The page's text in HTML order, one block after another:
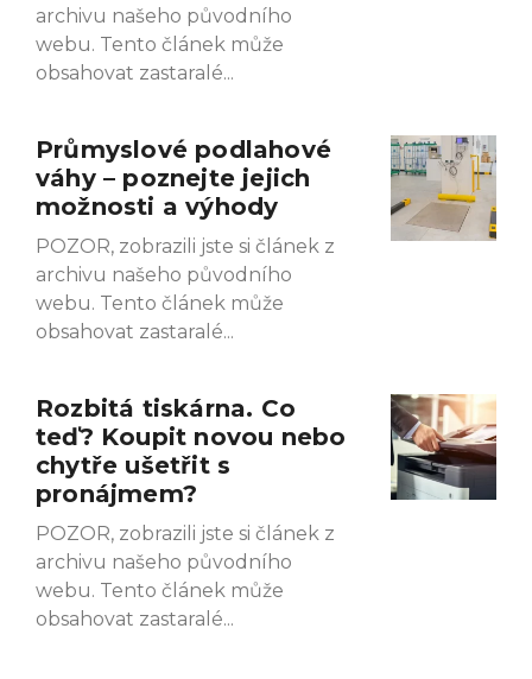
archivu našeho původního
webu. Tento článek může
obsahovat zastaralé
Průmyslové podlahové
váhy – poznejte jejich
možnosti a výhody
POZOR, zobrazili jste si článek z
archivu našeho původního
webu. Tento článek může
obsahovat zastaralé
Rozbitá tiskárna. Co
teď? Koupit novou nebo
chytře ušetřit s
pronájmem?
POZOR, zobrazili jste si článek z
archivu našeho původního
webu. Tento článek může
obsahovat zastaralé